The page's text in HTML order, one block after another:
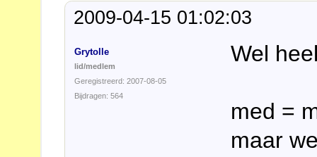
2009-04-15 01:02:03
Grytolle
lid/medlem
Geregistreerd: 2007-08-05
Bijdragen: 564
Wel
med =
maar